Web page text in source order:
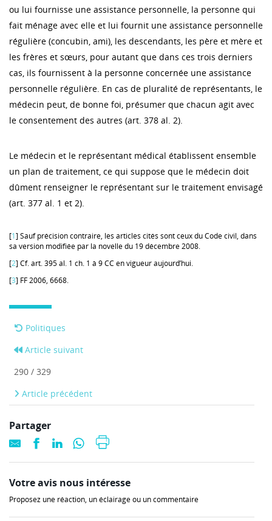
ou lui fournisse une assistance personnelle, la personne qui
fait ménage avec elle et lui fournit une assistance personnelle
régulière (concubin, ami), les descendants, les père et mère et
les frères et sœurs, pour autant que dans ces trois derniers
cas, ils fournissent à la personne concernée une assistance
personnelle régulière. En cas de pluralité de représentants, le
médecin peut, de bonne foi, présumer que chacun agit avec
le consentement des autres (art. 378 al. 2).
Le médecin et le représentant médical établissent ensemble
un plan de traitement, ce qui suppose que le médecin doit
dûment renseigner le représentant sur le traitement envisagé
(art. 377 al. 1 et 2).
[1] Sauf précision contraire, les articles cités sont ceux du Code civil, dans
sa version modifiée par la novelle du 19 décembre 2008.
[2] Cf. art. 395 al. 1 ch. 1 à 9 CC en vigueur aujourd’hui.
[3] FF 2006, 6668.
Politiques
Article suivant
290 / 329
Article précédent
Partager
Votre avis nous intéresse
Proposez une réaction, un éclairage ou un commentaire